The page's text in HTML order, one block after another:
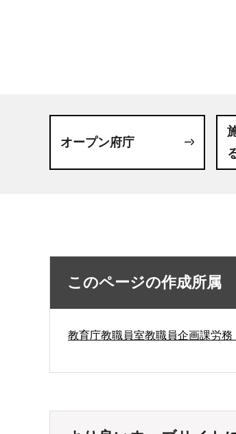
オープン府庁
このページの作成所属
教育庁教職員室教職員企画課労